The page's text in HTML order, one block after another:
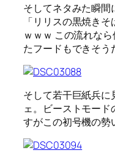
そしてネタみた瞬
「リリスの黒焼き
ｗｗｗ この流れな
たフードもできそう
そして若干巨紙兵に
ェ。ビーストモー
すがこの初号機の勢